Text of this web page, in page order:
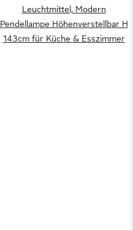
Leuchtmittel, Modern
Pendellampe Höhenverstellbar H
143cm für Küche & Esszimmer